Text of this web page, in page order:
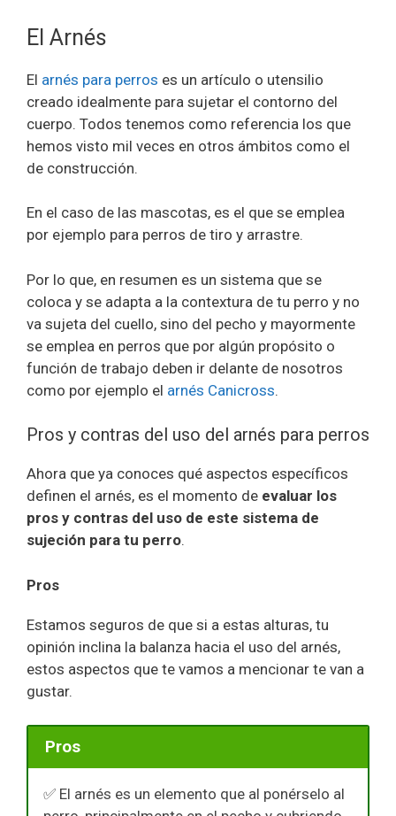
El Arnés
El arnés para perros es un artículo o utensilio
creado idealmente para sujetar el contorno del
cuerpo. Todos tenemos como referencia los que
hemos visto mil veces en otros ámbitos como el
de construcción.
En el caso de las mascotas, es el que se emplea
por ejemplo para perros de tiro y arrastre.
Por lo que, en resumen es un sistema que se
coloca y se adapta a la contextura de tu perro y no
va sujeta del cuello, sino del pecho y mayormente
se emplea en perros que por algún propósito o
función de trabajo deben ir delante de nosotros
como por ejemplo el arnés Canicross.
Pros y contras del uso del arnés para perros
Ahora que ya conoces qué aspectos específicos
definen el arnés, es el momento de evaluar los
pros y contras del uso de este sistema de
sujeción para tu perro.
Pros
Estamos seguros de que si a estas alturas, tu
opinión inclina la balanza hacia el uso del arnés,
estos aspectos que te vamos a mencionar te van a
gustar.
Pros
✅ El arnés es un elemento que al ponérselo al